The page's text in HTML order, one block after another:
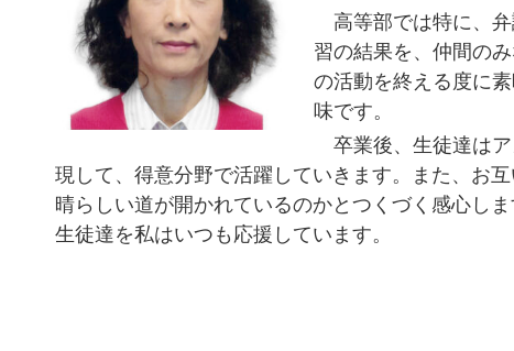
高等部では特に、弁
習の結果を、仲間の
の活動を終える度に
味です。
卒業後、生徒達はア
現して、得意分野で活躍していきます。また、お
晴らしい道が開かれているのかとつくづく感心し
生徒達を私はいつも応援しています。